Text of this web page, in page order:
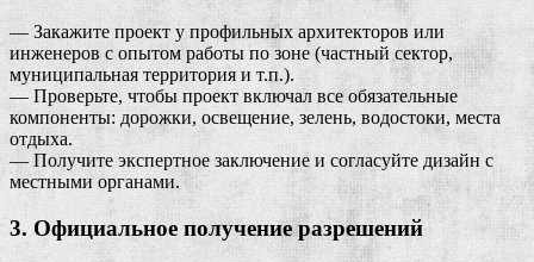
— Закажите проект у профильных архитекторов или
инженеров с опытом работы по зоне (частный сектор,
муниципальная территория и т.п.).
— Проверьте, чтобы проект включал все обязательные
компоненты: дорожки, освещение, зелень, водостоки, места
отдыха.
— Получите экспертное заключение и согласуйте дизайн с
местными органами.
3. Официальное получение разрешений